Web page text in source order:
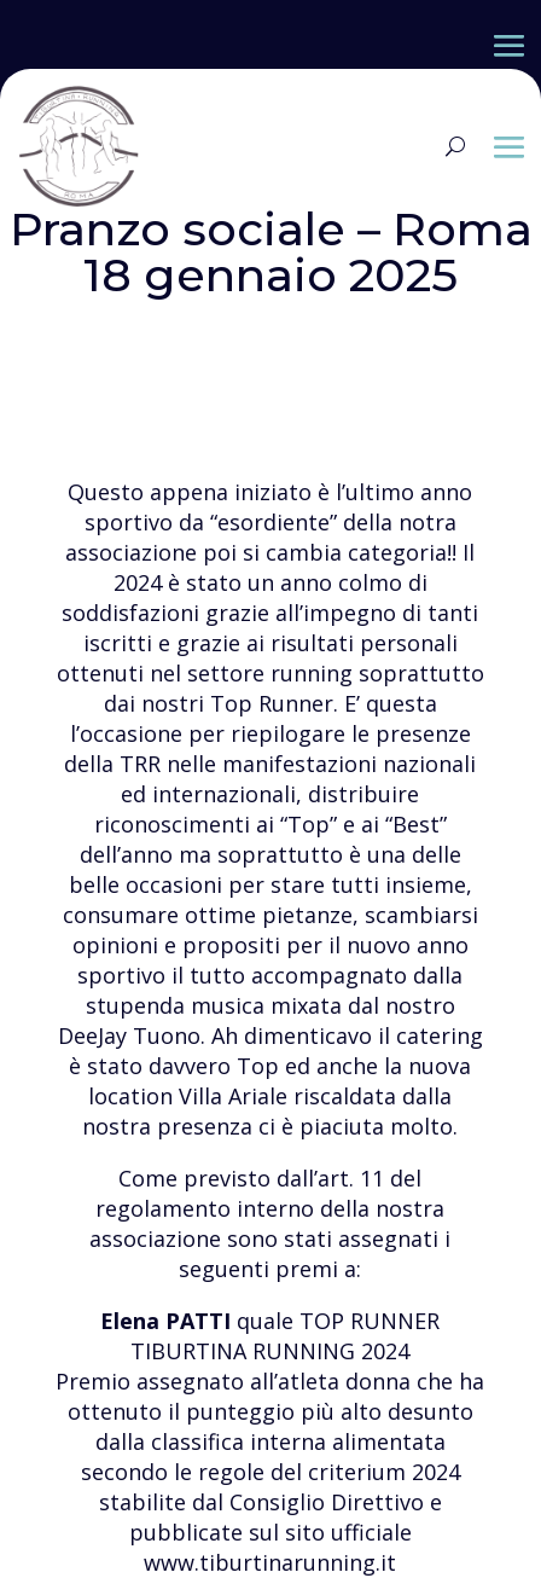
Pranzo sociale – Roma
18 gennaio 2025
Questo appena iniziato è l’ultimo anno
sportivo da “esordiente” della notra
associazione poi si cambia categoria!! Il
2024 è stato un anno colmo di
soddisfazioni grazie all’impegno di tanti
iscritti e grazie ai risultati personali
ottenuti nel settore running soprattutto
dai nostri Top Runner. E’ questa
l’occasione per riepilogare le presenze
della TRR nelle manifestazioni nazionali
ed internazionali, distribuire
riconoscimenti ai “Top” e ai “Best”
dell’anno ma soprattutto è una delle
belle occasioni per stare tutti insieme,
consumare ottime pietanze, scambiarsi
opinioni e propositi per il nuovo anno
sportivo il tutto accompagnato dalla
stupenda musica mixata dal nostro
DeeJay Tuono. Ah dimenticavo il catering
è stato davvero Top ed anche la nuova
location Villa Ariale riscaldata dalla
nostra presenza ci è piaciuta molto.
Come previsto dall’art. 11 del
regolamento interno della nostra
associazione sono stati assegnati i
seguenti premi a:
Elena PATTI quale TOP RUNNER
TIBURTINA RUNNING 2024
Premio assegnato all’atleta donna che ha
ottenuto il punteggio più alto desunto
dalla classifica interna alimentata
secondo le regole del criterium 2024
stabilite dal Consiglio Direttivo e
pubblicate sul sito ufficiale
www.tiburtinarunning.it